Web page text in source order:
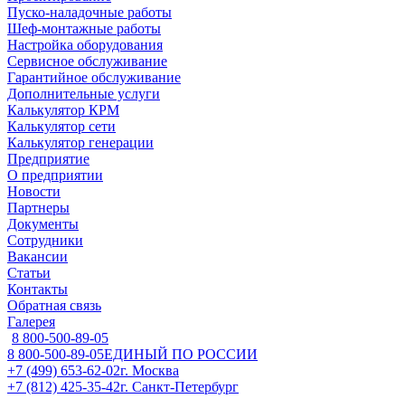
Пуско-наладочные работы
Шеф-монтажные работы
Настройка оборудования
Сервисное обслуживание
Гарантийное обслуживание
Дополнительные услуги
Калькулятор КРМ
Калькулятор сети
Калькулятор генерации
Предприятие
О предприятии
Новости
Партнеры
Документы
Сотрудники
Вакансии
Статьи
Контакты
Обратная связь
Галерея
8 800-500-89-05
8 800-500-89-05ЕДИНЫЙ ПО РОССИИ
+7 (499) 653-62-02г. Москва
+7 (812) 425-35-42г. Санкт-Петербург